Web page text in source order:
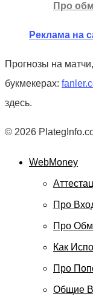
Про
Реклама на
Прогнозы на
букмекерах:
здесь.
© 2026
WebMoney
Про
Про
Как
Про
Общие